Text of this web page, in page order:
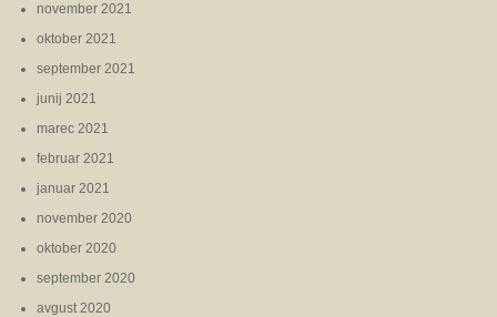
november 2021
oktober 2021
september 2021
junij 2021
marec 2021
februar 2021
januar 2021
november 2020
oktober 2020
september 2020
avgust 2020